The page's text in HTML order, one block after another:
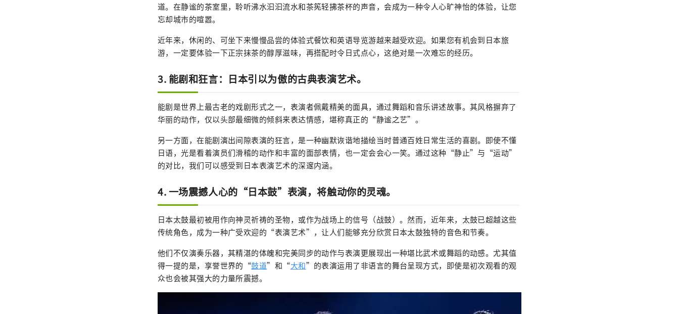
道。在静谧的茶室里，聆听沸水汩汩流水和茶筅轻拂茶杯的声音，会成为一种令人心旷神怡的体验，让您
忘却城市的喧嚣。
近年来，休闲的、可坐下来慢慢品尝的体验式餐饮和英语导览游越来越受欢迎。如果您有机会到日本旅
游，一定要体验一下正宗抹茶的醇厚滋味，再搭配时令日式点心，这绝对是一次难忘的经历。
3. 能剧和狂言：日本引以为傲的古典表演艺术。
能剧是世界上最古老的戏剧形式之一，表演者佩戴精美的面具，通过舞蹈和音乐讲述故事。其风格摒弃了
华丽的动作，仅以头部最细微的倾斜来表达情感，堪称真正的“静谧之艺”。
另一方面，在能剧演出间隙表演的狂言，是一种幽默诙谐地描绘当时普通百姓日常生活的喜剧。即使不懂
日语，光是看着演员们滑稽的动作和丰富的面部表情，也一定会会心一笑。通过这种“静止”与“运动”
的对比，我们可以感受到日本表演艺术的深邃内涵。
4. 一场震撼人心的“日本鼓”表演，将触动你的灵魂。
日本太鼓最初被用作向神灵祈祷的圣物，或作为战场上的信号（战鼓）。然而，近年来，太鼓已超越这些
传统角色，成为一种广受欢迎的“表演艺术”，让人们能够充分欣赏日本太鼓独特的音色和节奏。
他们不仅演奏乐器，其精湛的体魄和完美同步的动作与表演更展现出一种堪比武术或舞蹈的动感。尤其值
得一提的是，享誉世界的“鼓道”和“大和”的表演运用了非语言的舞台呈现方式，即使是初次观看的观
众也会被其强大的力量所震撼。